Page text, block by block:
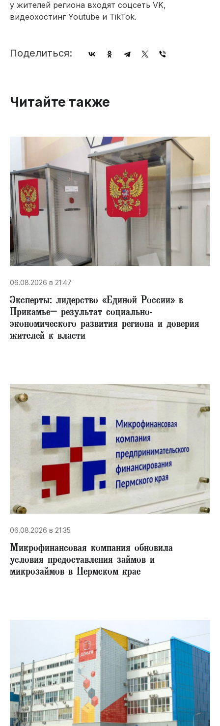
у жителей региона входят соцсеть VK,
видеохостинг Youtube и TikTok.
Поделиться:
Читайте также
06.08.2026 в 21:47
Эксперты: лидерство «Единой России» в
Прикамье– результат социально-
экономического развития региона и доверия
жителей к власти
06.08.2026 в 21:35
Микрофинансовая компания обновила
условия предоставления займов и
микрозаймов в Пермском крае